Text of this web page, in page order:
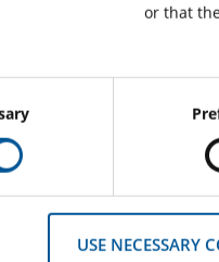
or that
USE NECESSARY
com Test Universe
oferece inúmeros módulos
alcançar um alto
padronização.